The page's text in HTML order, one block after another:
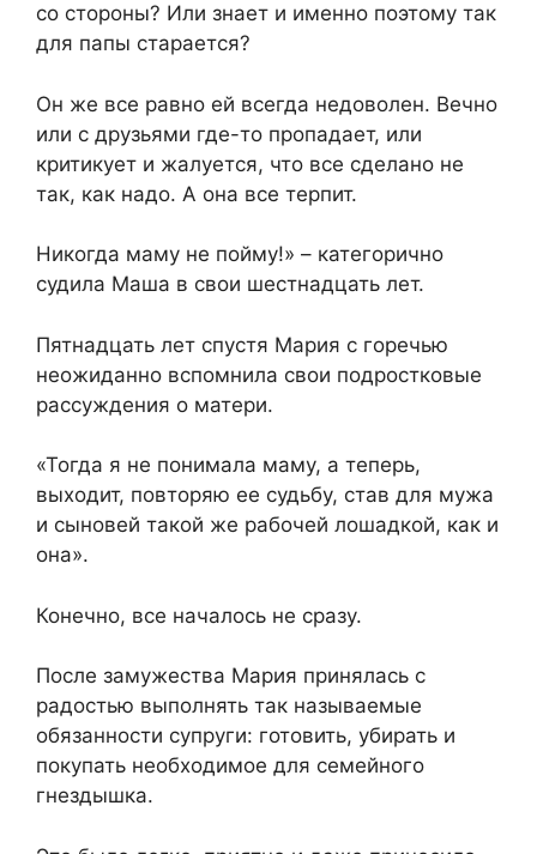
со стороны? Или знает и именно поэтому так
для папы старается?
Он же все равно ей всегда недоволен. Вечно
или с друзьями где-то пропадает, или
критикует и жалуется, что все сделано не
так, как надо. А она все терпит.
Никогда маму не пойму!» – категорично
судила Маша в свои шестнадцать лет.
Пятнадцать лет спустя Мария с горечью
неожиданно вспомнила свои подростковые
рассуждения о матери.
«Тогда я не понимала маму, а теперь,
выходит, повторяю ее судьбу, став для мужа
и сыновей такой же рабочей лошадкой, как и
она».
Конечно, все началось не сразу.
После замужества Мария принялась с
радостью выполнять так называемые
обязанности супруги: готовить, убирать и
покупать необходимое для семейного
гнездышка.